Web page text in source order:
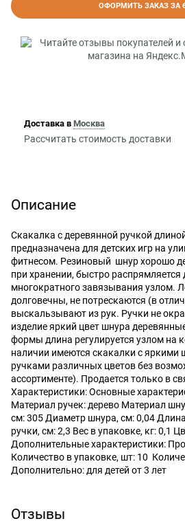
ОФОРМИТЬ ЗАКАЗ ЗА
Доставка в Москва
Рассчитать стоимость доставки
Описание
Скакалка с деревянной ручкой
предназначена для детских игр на
фитнесом. Резиновый шнур хорошо
при хранении, быстро распрямляется
многократного завязывания узлом.
долговечны, не потрескаются (в
выскальзывают из рук. Ручки не
изделие яркий цвет шнура
формы длина регулируется узлом на
наличии имеются скакалки с яркими
ручками различных цветов без
ассортименте). Продается только в
Характеристики: Основные
Материал ручек: дерево Материал
см: 305 Диаметр шнура, см: 0,04
ручки, см: 2,3 Вес в упаковке, кг: 0,1
Дополнительные характеристики:
Количество в упаковке, шт: 10
Дополнительно: для детей от 3 лет
Отзывы